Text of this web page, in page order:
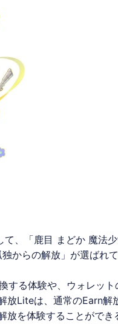
、「鹿目 まどか 魔法
からの解放」が選ばれて
する体験や、ウォレッ
放Liteは、通常のEarn
放を体験することがで